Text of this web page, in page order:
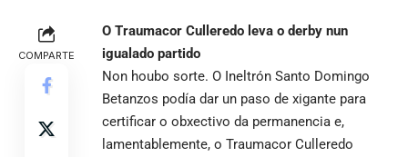
COMPARTE
O Traumacor Culleredo leva o derby nun
igualado partido
Non houbo sorte. O Ineltrón Santo Domingo
Betanzos podía dar un paso de xigante para
certificar o obxectivo da permanencia e,
lamentablemente, o Traumacor Culleredo